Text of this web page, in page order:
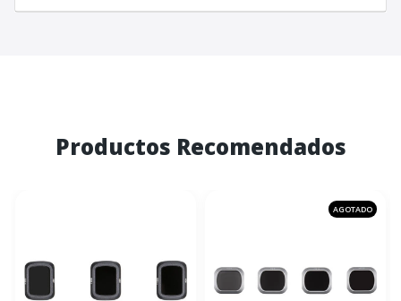
Productos Recomendados
AGOTADO